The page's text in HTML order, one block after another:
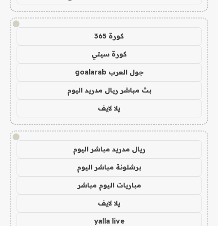
!
كورة 365
كورة سيتي
جول العرب goalarab
بث مباشر ريال مدريد اليوم
يلا لايف
!
ريال مدريد مباشر اليوم
برشلونة مباشر اليوم
مباريات اليوم مباشر
يلا لايف
yalla live